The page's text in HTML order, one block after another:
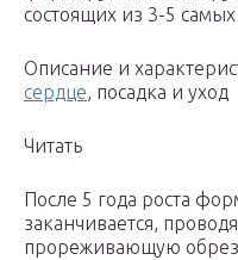
состоящих из 3-5
Описание и
сердце, посадка и уход
Читать
После 5 года роста
заканчивается,
прореживающую